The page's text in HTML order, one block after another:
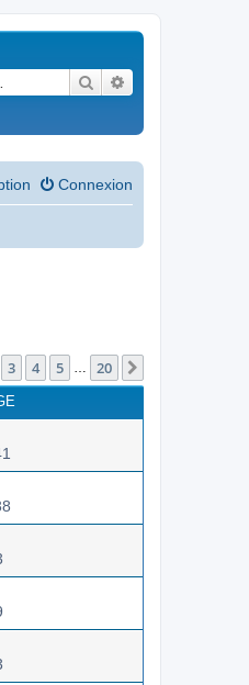
Rechercher
Connexion
20
3 4 5 … 20